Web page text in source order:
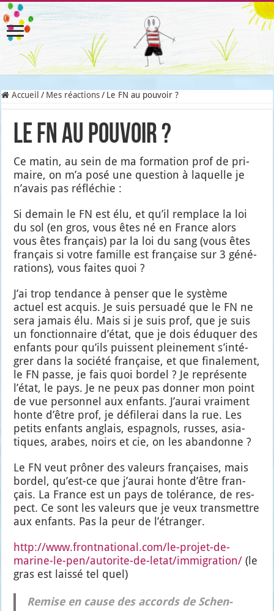
Accueil / Mes réactions / Le FN au pouvoir ?
Le FN au pouvoir ?
Ce matin, au sein de ma for­ma­tion prof de pri­
maire, on m’a posé une ques­tion à laquelle je
n’a­vais pas réflé­chie :
Si demain le FN est élu, et qu’il rem­place la loi
du sol (en gros, vous êtes né en France alors
vous êtes fran­çais) par la loi du sang (vous êtes
fran­çais si votre famille est fran­çaise sur 3 géné­
ra­tions), vous faites quoi ?
J’ai trop ten­dance à pen­ser que le sys­tème
actuel est acquis. Je suis per­sua­dé que le FN ne
sera jamais élu. Mais si je suis prof, que je suis
un fonc­tion­naire d’é­tat, que je dois édu­quer des
enfants pour qu’ils puissent plei­ne­ment s’in­té­
grer dans la socié­té fran­çaise, et que fina­le­ment,
le FN passe, je fais quoi bor­del ? Je repré­sente
l’é­tat, le pays. Je ne peux pas don­ner mon point
de vue per­son­nel aux enfants. J’au­rai vrai­ment
honte d’être prof, je défi­le­rai dans la rue. Les
petits enfants anglais, espa­gnols, russes, asia­
tiques, arabes, noirs et cie, on les aban­donne ?
Le FN veut prô­ner des valeurs fran­çaises, mais
bor­del, qu’est-ce que j’au­rai honte d’être fran­
çais. La France est un pays de tolé­rance, de res­
pect. Ce sont les valeurs que je veux trans­mettre
aux enfants. Pas la peur de l’é­tran­ger.
http://www.frontnational.com/le-projet-de-
marine-le-pen/autorite-de-letat/immigration/ (le
gras est lais­sé tel quel)
Remise en cause des accords de Schen­